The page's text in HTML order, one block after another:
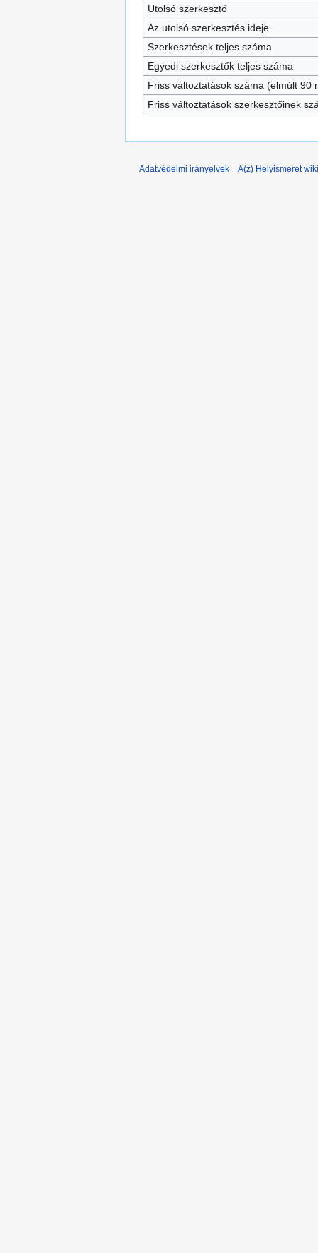
Utolsó szerkesztő
Az utolsó szerkesztés ideje
Szerkesztések teljes száma
Egyedi szerkesztők teljes száma
Friss változtatások száma (elmúlt 90
Friss változtatások szerkesztőinek
Adatvédelmi irányelvek A(z) Helyismeret